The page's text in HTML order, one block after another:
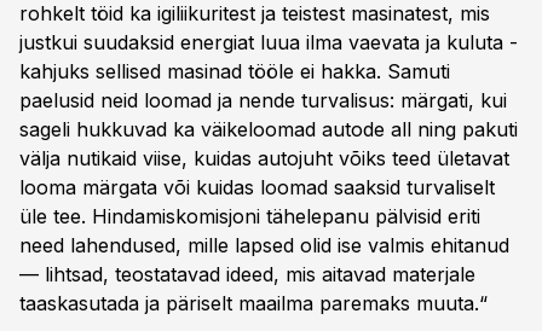
rohkelt töid ka igiliikuritest ja teistest masinatest, mis
justkui suudaksid energiat luua ilma vaevata ja kuluta -
kahjuks sellised masinad tööle ei hakka. Samuti
paelusid neid loomad ja nende turvalisus: märgati, kui
sageli hukkuvad ka väikeloomad autode all ning pakuti
välja nutikaid viise, kuidas autojuht võiks teed ületavat
looma märgata või kuidas loomad saaksid turvaliselt
üle tee. Hindamiskomisjoni tähelepanu pälvisid eriti
need lahendused, mille lapsed olid ise valmis ehitanud
— lihtsad, teostatavad ideed, mis aitavad materjale
taaskasutada ja päriselt maailma paremaks muuta.“